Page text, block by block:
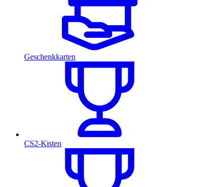
Geschenkkarten
CS2-Kisten